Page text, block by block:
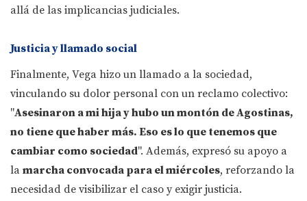
allá de las implicancias judiciales.
Justicia y llamado social
Finalmente, Vega hizo un llamado a la sociedad,
vinculando su dolor personal con un reclamo colectivo:
"Asesinaron a mi hija y hubo un montón de Agostinas,
no tiene que haber más. Eso es lo que tenemos que
cambiar como sociedad". Además, expresó su apoyo a
la marcha convocada para el miércoles, reforzando la
necesidad de visibilizar el caso y exigir justicia.